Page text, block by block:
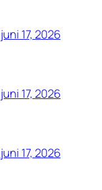
juni 17, 2026
juni 17, 2026
juni 17, 2026